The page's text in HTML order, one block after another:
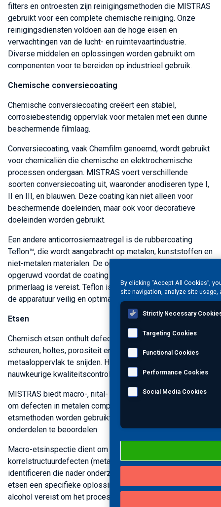
filters en ontroesten zijn reinigingsmethoden die MISTRAS
gebruikt voor een complete chemische reiniging. Onze
reinigingsdiensten voldoen aan de hoge eisen en
verwachtingen van de lucht- en ruimtevaartindustrie.
Diverse middelen en oplossingen worden gebruikt om
componenten voor te bereiden op industrieel gebruik.
Chemische conversiecoating
Chemische conversiecoating creëert een stabiel,
corrosiebestendig oppervlak voor metalen met een dunne
beschermende filmlaag.
Conversiecoating, vaak Chemfilm genoemd, wordt gebruikt
voor chemicaliën die chemische en elektrochemische
processen ondergaan. MISTRAS voert verschillende
soorten conversiecoating uit, waaronder anodiseren type I,
II en III, en blauwen. Deze coating kan niet alleen voor
beschermende doeleinden, maar ook voor decoratieve
doeleinden worden gebruikt.
Een andere anticorrosiemaatregel is de rubbercoating
Teflon™, die wordt aangebracht op metalen, kunststoffen en
niet-metalen materialen. De oppervlakken worden
opgeruwd voordat de coating wordt aangebracht en een
primerlaag is vereist. Teflon is slijtvast en zorgt ervoor dat
de apparatuur veilig en optimaal blijft functioneren.
Etsen
Chemisch etsen onthult defecten in componenten zoals
scheuren, holtes, porositeit en gaten door in het
metaaloppervlak te snijden. Het is een snelle en
nauwkeurige kwaliteitscontrole.
MISTRAS biedt macro-, nital- en pre-penetrant-etsen aan
om defecten in metalen componenten te onthullen. Deze
etsmethoden worden gebruikt om de conditie van metalen
onderdelen te beoordelen.
Macro-etsinspectie dient om potentiële
korrelstructuurdefecten (metallurgische defecten) te
identificeren die nader onderzoek vereisen, terwijl nital-
etsen een specifieke oplossing van salpeterzuur en
alcohol vereist om het proces uit te voeren.
By clicking “Accept All Cookies”,
site navigation, analyze site
Strictly Necessary
Targeting Cookies
Functional Cookies
Performance Cookies
Social Media Cookies